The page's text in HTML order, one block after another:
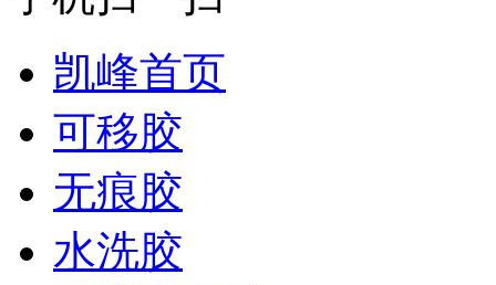
凯峰首页
可移胶
无痕胶
水洗胶